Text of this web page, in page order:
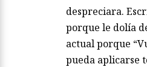
despreciara.
porque le dolía
actual porque
pueda aplicarse